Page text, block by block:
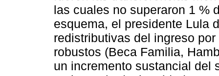
las cuales no superaron 1 %
esquema, el presidente Lula
redistributivas del ingreso
robustos (Beca Familia,
un incremento sustancial del